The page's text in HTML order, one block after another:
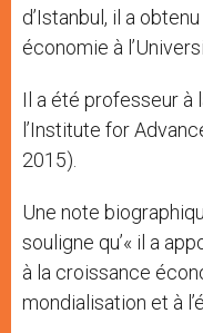
d’Istanbul, il a
économie à
Il a été professeur à
l’Institute for
2015).
Une note
souligne qu’« il a
à la croissance
mondialisation et à